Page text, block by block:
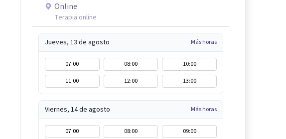
Online
Terapia online
Jueves, 13 de agosto Más horas
07:00 08:00
10:00
11:00
12:00 13:00
Viernes, 14 de agosto Más horas
07:00 08:00
09:00